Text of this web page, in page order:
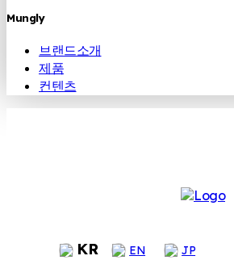
Mungly
브랜드소개
제품
컨텐츠
KR EN JP